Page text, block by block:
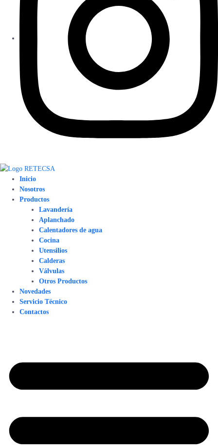
Inicio
Nosotros
Productos
Lavandería
Aplanchado
Calentadores de agua
Cocina
Utensilios
Calderas
Válvulas
Otros Productos
Novedades
Servicio Técnico
Contactos